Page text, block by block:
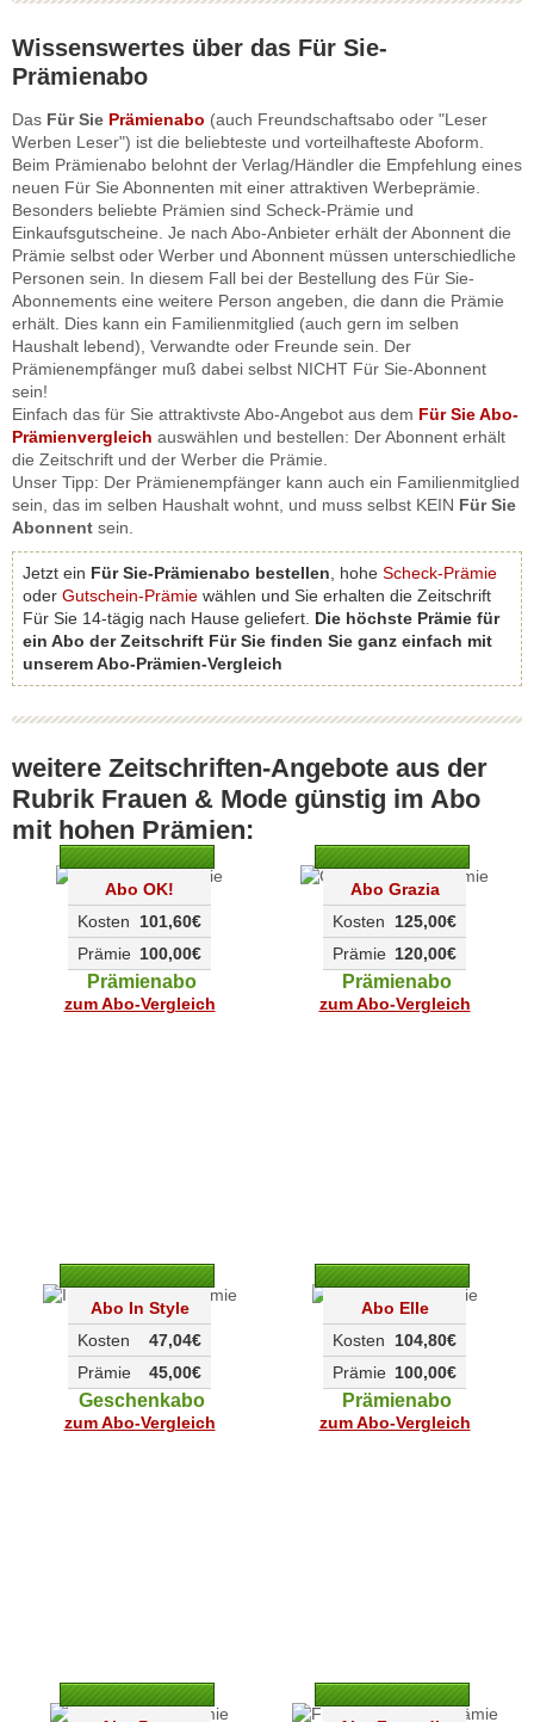
Wissenswertes über das Für Sie-
Prämienabo
Das Für Sie Prämienabo (auch Freundschaftsabo oder "Leser
Werben Leser") ist die beliebteste und vorteilhafteste Aboform.
Beim Prämienabo belohnt der Verlag/Händler die Empfehlung eines
neuen Für Sie Abonnenten mit einer attraktiven Werbeprämie.
Besonders beliebte Prämien sind Scheck-Prämie und
Einkaufsgutscheine. Je nach Abo-Anbieter erhält der Abonnent die
Prämie selbst oder Werber und Abonnent müssen unterschiedliche
Personen sein. In diesem Fall bei der Bestellung des Für Sie-
Abonnements eine weitere Person angeben, die dann die Prämie
erhält. Dies kann ein Familienmitglied (auch gern im selben
Haushalt lebend), Verwandte oder Freunde sein. Der
Prämienempfänger muß dabei selbst NICHT Für Sie-Abonnent
sein!
Einfach das für Sie attraktivste Abo-Angebot aus dem Für Sie Abo-
Prämienvergleich auswählen und bestellen: Der Abonnent erhält
die Zeitschrift und der Werber die Prämie.
Unser Tipp: Der Prämienempfänger kann auch ein Familienmitglied
sein, das im selben Haushalt wohnt, und muss selbst KEIN Für Sie
Abonnent sein.
Jetzt ein Für Sie-Prämienabo bestellen , hohe Scheck-Prämie
oder Gutschein-Prämie wählen und Sie erhalten die Zeitschrift
Für Sie 14-tägig nach Hause geliefert. Die höchste Prämie für
ein Abo der Zeitschrift Für Sie finden Sie ganz einfach mit
unserem Abo-Prämien-Vergleich
weitere Zeitschriften-Angebote aus der
Rubrik Frauen & Mode günstig im Abo
mit hohen Prämien:
Abo OK!
101,60€
Kosten
100,00€
Prämie
Prämienabo
zum Abo-Vergleich
Abo Grazia
125,00€
Kosten
120,00€
Prämie
Prämienabo
zum Abo-Vergleich
Abo In Style
47,04€
Kosten
45,00€
Prämie
Geschenkabo
zum Abo-Vergleich
Abo Elle
104,80€
Kosten
100,00€
Prämie
Prämienabo
zum Abo-Vergleich